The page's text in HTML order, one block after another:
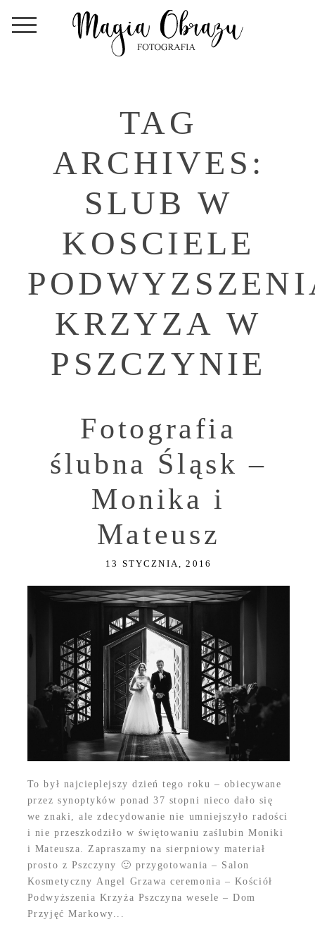
TAG
ARCHIVES:
SLUB W
KOSCIELE
KRZYZA W
PSZCZYNIE
Fotografia
ślubna Śląsk –
Monika i
Mateusz
13 STYCZNIA, 2016
To był najcieplejszy dzień tego roku – obiecywane
przez synoptyków ponad 37 stopni nieco dało się
we znaki, ale zdecydowanie nie umniejszyło radości
i nie przeszkodziło w świętowaniu zaślubin Moniki
i Mateusza. Zapraszamy na sierpniowy materiał
prosto z Pszczyny 🙂 przygotowania – Salon
Kosmetyczny Angel Grzawa ceremonia – Kościół
Podwyższenia Krzyża Pszczyna wesele – Dom
Przyjęć Markowy...